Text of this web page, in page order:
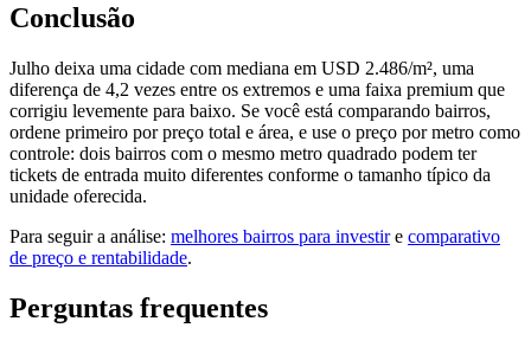
Conclusão
Julho deixa uma cidade com mediana em USD 2.486/m², uma
diferença de 4,2 vezes entre os extremos e uma faixa premium que
corrigiu levemente para baixo. Se você está comparando bairros,
ordene primeiro por preço total e área, e use o preço por metro como
controle: dois bairros com o mesmo metro quadrado podem ter
tickets de entrada muito diferentes conforme o tamanho típico da
unidade oferecida.
Para seguir a análise: melhores bairros para investire comparativo
de preço e rentabilidade.
Perguntas frequentes